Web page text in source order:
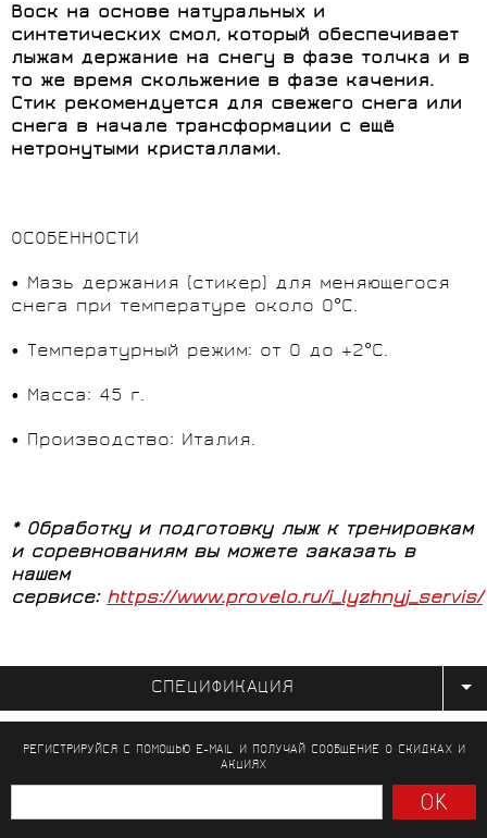
Воск на основе натуральных и
синтетических смол, который обеспечивает
лыжам держание на снегу в фазе толчка и в
то же время скольжение в фазе качения.
Стик рекомендуется для свежего снега или
снега в начале трансформации с ещё
нетронутыми кристаллами.
ОСОБЕННОСТИ
• Мазь держания (стикер) для меняющегося
снега при температуре около 0°С.
• Температурный режим: от 0 до +2°С.
• Масса: 45 г.
• Производство: Италия.
*Обработку и подготовку лыж к тренировкам
и соревнованиям вы можете заказать в
нашем
сервисе: https://www.provelo.ru/i_lyzhnyj_servis/
СПЕЦИФИКАЦИЯ
РЕГИСТРИРУЙСЯ С ПОМОЩЬЮ E-MAIL И ПОЛУЧАЙ СООБЩЕНИЕО СКИДКАХ И
АКЦИЯХ